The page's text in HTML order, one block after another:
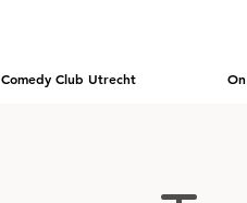
Comedy Club Utrecht